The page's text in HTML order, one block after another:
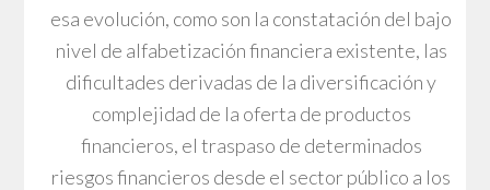
esa evolución, como son la constatación del bajo
nivel de alfabetización financiera existente, las
dificultades derivadas de la diversificación y
complejidad de la oferta de productos
financieros, el traspaso de determinados
riesgos financieros desde el sector público a los